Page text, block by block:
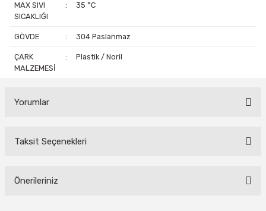
MAX SIVI
SICAKLIĞI
: 35 °C
GÖVDE : 304 Paslanmaz
ÇARK
MALZEMESİ
: Plastik / Noril
Yorumlar
Bu ürüne ilk yorumu siz yapın!
Taksit Seçenekleri
Önerileriniz